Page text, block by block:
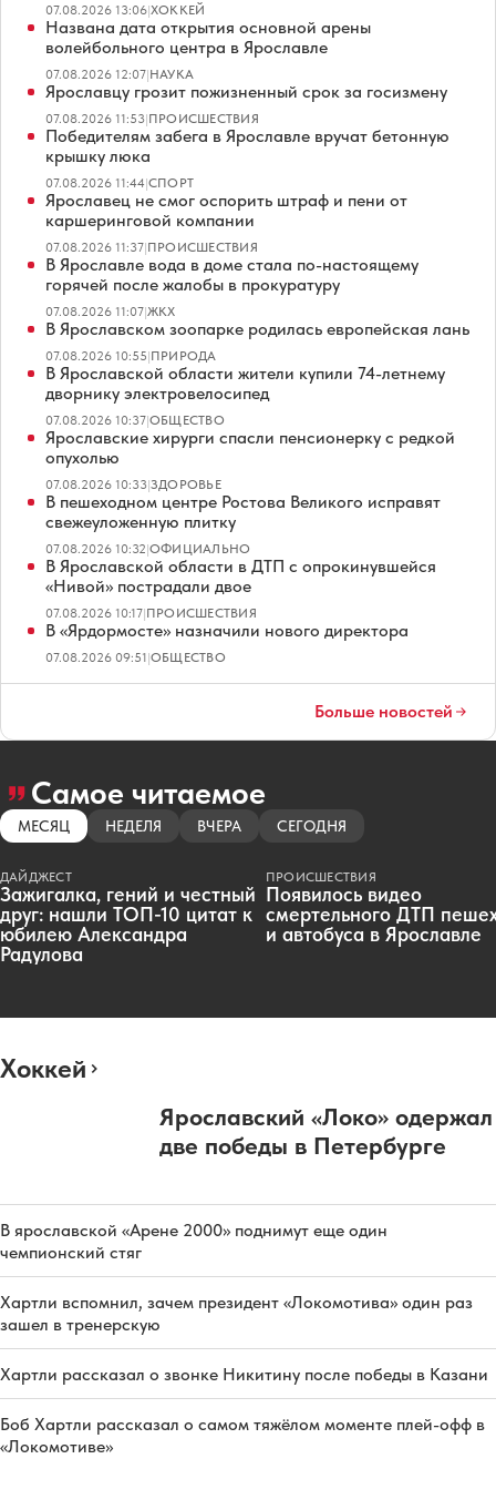
07.08.2026 13:06|ХОККЕЙ
Названа дата открытия основной арены
волейбольного центра в Ярославле
07.08.2026 12:07|НАУКА
Ярославцу грозит пожизненный срок за госизмену
07.08.2026 11:53|ПРОИСШЕСТВИЯ
Победителям забега в Ярославле вручат бетонную
крышку люка
07.08.2026 11:44|СПОРТ
Ярославец не смог оспорить штраф и пени от
каршеринговой компании
07.08.2026 11:37|ПРОИСШЕСТВИЯ
В Ярославле вода в доме стала по-настоящему
горячей после жалобы в прокуратуру
07.08.2026 11:07|ЖКХ
В Ярославском зоопарке родилась европейская лань
07.08.2026 10:55|ПРИРОДА
В Ярославской области жители купили 74-летнему
дворнику электровелосипед
07.08.2026 10:37|ОБЩЕСТВО
Ярославские хирурги спасли пенсионерку с редкой
опухолью
07.08.2026 10:33|ЗДОРОВЬЕ
В пешеходном центре Ростова Великого исправят
свежеуложенную плитку
07.08.2026 10:32|ОФИЦИАЛЬНО
В Ярославской области в ДТП с опрокинувшейся
«Нивой» пострадали двое
07.08.2026 10:17|ПРОИСШЕСТВИЯ
В «Ярдормосте» назначили нового директора
07.08.2026 09:51|ОБЩЕСТВО
Больше новостей
Самое читаемое
МЕСЯЦ НЕДЕЛЯ ВЧЕРА СЕГОДНЯ
ДАЙДЖЕСТ
Зажигалка, гений и честный
друг: нашли ТОП-10 цитат к
юбилею Александра
Радулова
ПРОИСШЕСТВИЯ
Появилось видео
смертельного ДТП
и автобуса в Ярославле
Хоккей
Ярославский «Локо» одержал
две победы в Петербурге
В ярославской «Арене 2000» поднимут еще один
чемпионский стяг
Хартли вспомнил, зачем президент «Локомотива» один раз
зашел в тренерскую
Хартли рассказал о звонке Никитину после победы в Казани
Боб Хартли рассказал о самом тяжёлом моменте плей-офф в
«Локомотиве»